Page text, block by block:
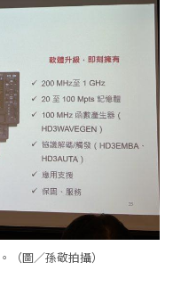
（圖／孫敬拍攝）